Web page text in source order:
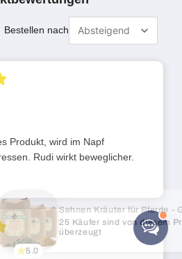
für Pferde - Ge...
sind von diesem Produkt